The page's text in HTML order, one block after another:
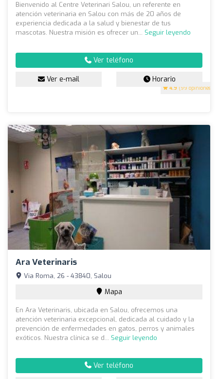
4.9 (99 opiniones)
Bienvenido al Centre Veterinari Salou, un referente en
atención veterinaria en Salou con más de 20 años de
experiencia dedicada a la salud y bienestar de tus
mascotas. Nuestra misión es ofrecer un... Seguir leyendo
Ver teléfono
Ver e-mail Horario
Ara Veterinaris
Via Roma, 26 - 43840, Salou
Mapa
En Ara Veterinaris, ubicada en Salou, ofrecemos una
atención veterinaria excepcional, dedicada al cuidado y la
prevención de enfermedades en gatos, perros y animales
exóticos. Nuestra clínica se d... Seguir leyendo
Ver teléfono